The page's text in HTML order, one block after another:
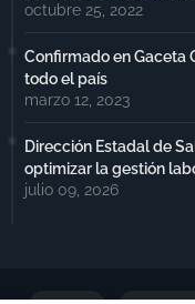
octubre 25, 2022
Confirmado en Gaceta
todo el país
marzo 12, 2023
Dirección Estadal de
optimizar la gestión
julio 09, 2026